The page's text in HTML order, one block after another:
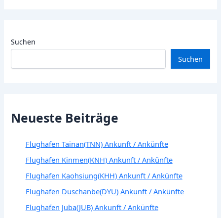
Suchen
Suchen
Neueste Beiträge
Flughafen Tainan(TNN) Ankunft / Ankünfte
Flughafen Kinmen(KNH) Ankunft / Ankünfte
Flughafen Kaohsiung(KHH) Ankunft / Ankünfte
Flughafen Duschanbe(DYU) Ankunft / Ankünfte
Flughafen Juba(JUB) Ankunft / Ankünfte